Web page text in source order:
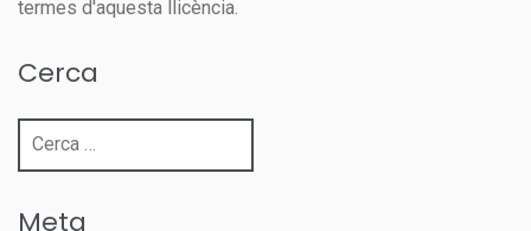
termes d'aquesta llicència.
Cerca
Cerca:
Meta